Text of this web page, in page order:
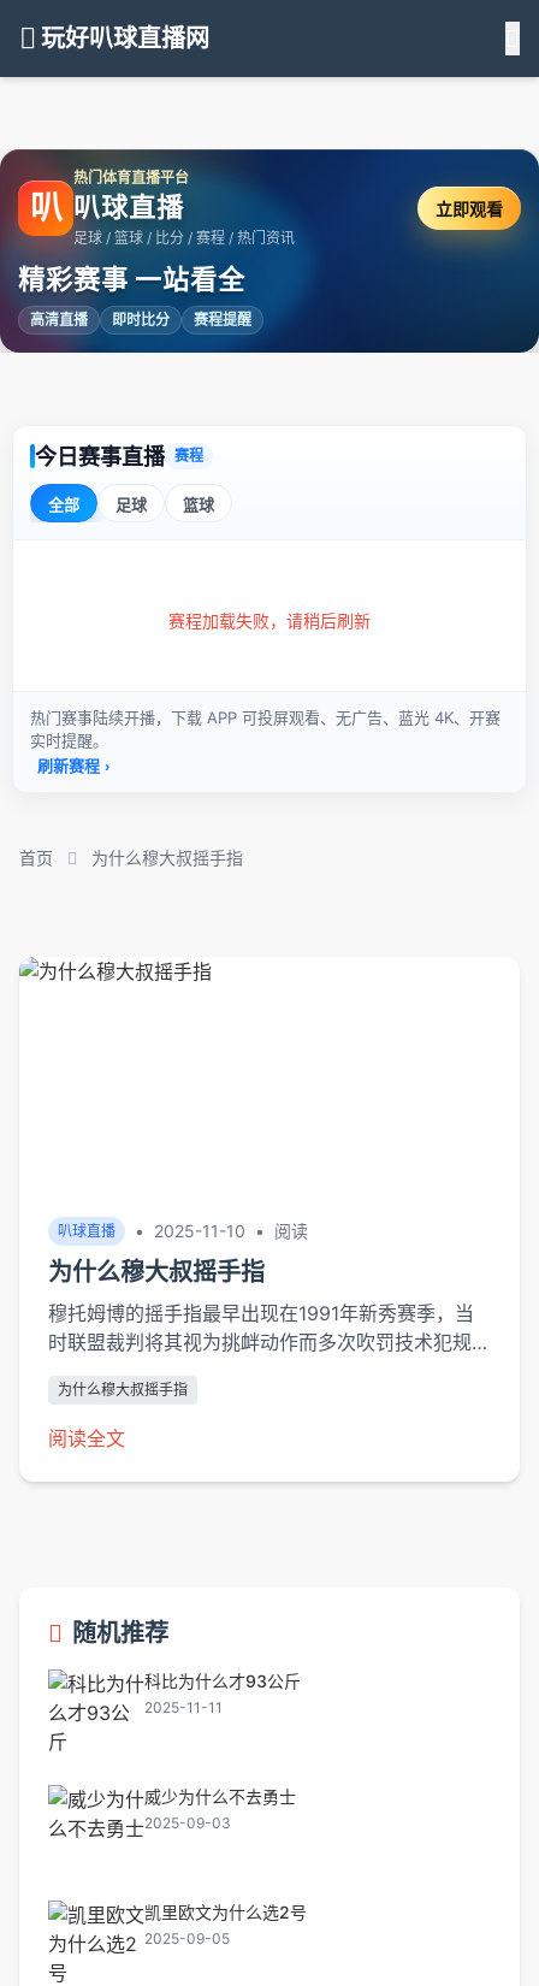
玩好叭球直播网
叭
热门体育直播平台
叭球直播
足球 / 篮球 / 比分 / 赛程 / 热门资讯
精彩赛事 一站看全
高清直播 即时比分 赛程提醒
立即观看
首页 为什么穆大叔摇手指
叭球直播 • 2025-11-10 • 阅读
为什么穆大叔摇手指
穆托姆博的摇手指最早出现在1991年新秀赛季，当
时联盟裁判将其视为挑衅动作而多次吹罚技术犯规。
法性转折发生在1997年季后赛，穆托姆博对阵乔丹
的经典封盖后，裁判首次默许...
为什么穆大叔摇手指
阅读全文
随机推荐
科比为什么才93公斤
2025-11-11
威少为什么不去勇士
2025-09-03
凯里欧文为什么选2号
2025-09-05